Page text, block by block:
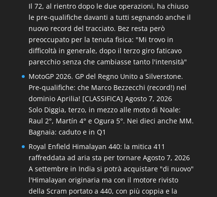
Il 72, al rientro dopo le due operazioni, ha chiuso
le pre-qualifiche davanti a tutti segnando anche il
nuovo record del tracciato. Bez resta però
preoccupato per la tenuta fisica: "Mi trovo in
difficoltà in generale, dopo il terzo giro faticavo
parecchio senza che cambiasse tanto l'intensità"
MotoGP 2026. GP del Regno Unito a Silverstone.
Pre-qualifiche: che Marco Bezzecchi (record!) nel
dominio Aprilia! [CLASSIFICA] Agosto 7, 2026
Solo Diggia, terzo, in mezzo alle moto di Noale:
Raul 2°, Martín 4° e Ogura 5°. Nei dieci anche MM.
Bagnaia: caduto e in Q1
Royal Enfield Himalayan 440: la mitica 411
raffreddata ad aria sta per tornare Agosto 7, 2026
A settembre in India si potrà acquistare "di nuovo"
l'Himalayan originaria ma con il motore rivisto
della Scram portato a 440, con più coppia e la